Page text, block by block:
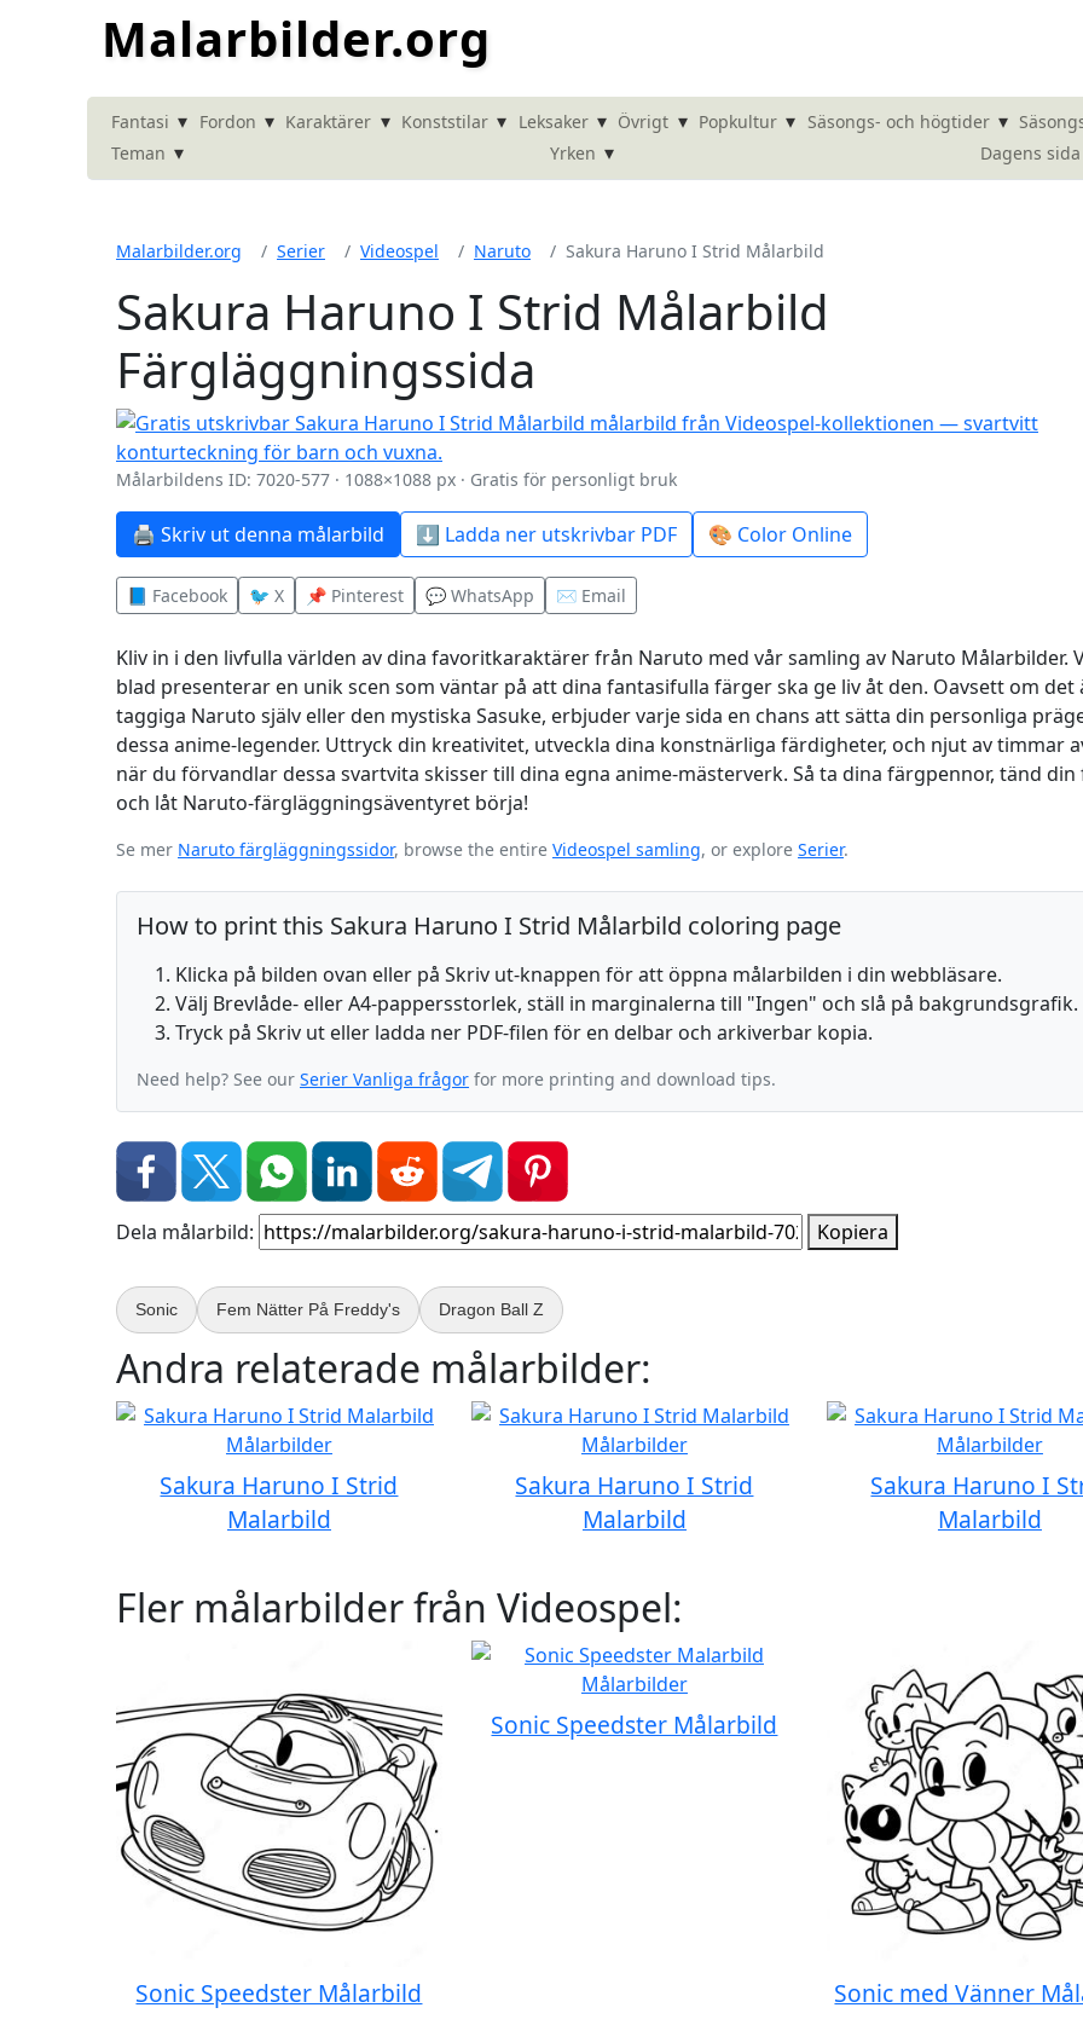
Malarbilder.org
Fantasi ▾ Fordon ▾ Karaktärer ▾ Konststilar ▾ Leksaker ▾ Övrigt ▾ Popkultur ▾ Säsongs- och högtider ▾
Teman ▾ Yrken ▾ Dagens sida
Malarbilder.org Serier Videospel Naruto Sakura Haruno I Strid Målarbild
Sakura Haruno I Strid Målarbild
Färgläggningssida
Målarbildens ID: 7020-577 · 1088×1088 px · Gratis för personligt bruk
🖨️ Skriv ut denna målarbild ⬇️ Ladda ner utskrivbar PDF 🎨 Color Online
📘 Facebook 🐦 X 📌 Pinterest 💬 WhatsApp ✉️ Email
Kliv in i den livfulla världen av dina favoritkaraktärer från Naruto med vår samling av Naruto Målarbilder.
blad presenterar en unik scen som väntar på att dina fantasifulla färger ska ge liv åt den. Oavsett om det
taggiga Naruto själv eller den mystiska Sasuke, erbjuder varje sida en chans att sätta din personliga
dessa anime-legender. Uttryck din kreativitet, utveckla dina konstnärliga färdigheter, och njut av timmar
när du förvandlar dessa svartvita skisser till dina egna anime-mästerverk. Så ta dina färgpennor, tänd din
och låt Naruto-färgläggningsäventyret börja!
Se mer Naruto färgläggningssidor, browse the entire Videospel samling, or explore Serier.
How to print this Sakura Haruno I Strid Målarbild coloring page
Klicka på bilden ovan eller på Skriv ut-knappen för att öppna målarbilden i din webbläsare.
Välj Brevlåde- eller A4-pappersstorlek, ställ in marginalerna till "Ingen" och slå på bakgrundsgrafik.
Tryck på Skriv ut eller ladda ner PDF-filen för en delbar och arkiverbar kopia.
Need help? See our Serier Vanliga frågor for more printing and download tips.
Dela målarbild: Kopiera
Sonic Fem Nätter På Freddy's Dragon Ball Z
Andra relaterade målarbilder:
Sakura Haruno I Strid
Malarbild
Sakura Haruno I Strid
Malarbild
Sakura Haruno I
Malarbild
Fler målarbilder från Videospel:
Sonic Speedster Målarbild
Sonic Speedster Målarbild
Sonic med Vänner